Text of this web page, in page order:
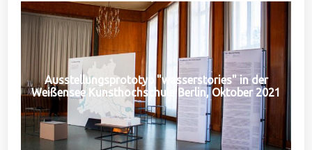
Ausstellungsprototyp "wasserstories" in der
Weißensee Kunsthochschule Berlin, Oktober 2021